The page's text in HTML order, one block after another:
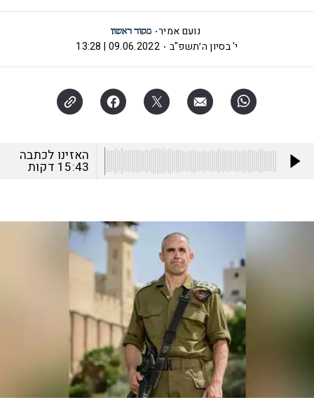
נועם אמיר
י' בסיון ה׳תשפ"ב
09.06.2022 | 13:28
האזינו לכתבה
15:43 דקות